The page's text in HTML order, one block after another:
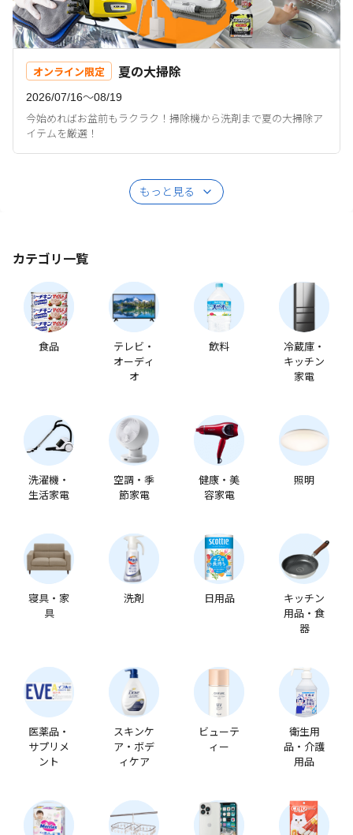
オンライン限定 夏の大掃除
2026/07/16〜08/19
今始めればお盆前もラクラク！掃除機から洗剤まで夏の大掃除ア
イテムを厳選！
もっと見る
カテゴリ一覧
食品
テレビ・
オーディ
オ
飲料
冷蔵庫・
キッチン
家電
洗濯機・
生活家電
空調・季
節家電
健康・美
容家電
照明
寝具・家
具
洗剤 日用品
キッチン
用品・食
器
医薬品・
サプリメ
ント
スキンケ
ア・ボデ
ィケア
ビューテ
ィー
衛生用
品・介護
用品